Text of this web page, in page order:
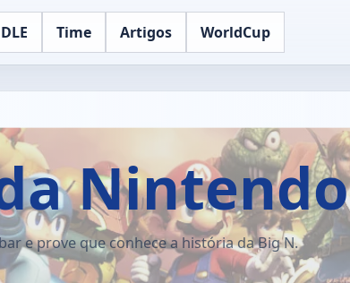
DLE Time Artigos WorldCup
Nintendo
e prove que conhece a história da Big N.